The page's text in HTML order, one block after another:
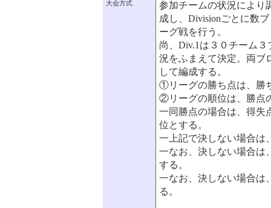
大会方式
参加チームの状況により
成し、Divisionごとに数
ーグ戦を行う。
尚、Div.1は３０チーム
況をふまえて決定。両ブ
して編成する。
①リーグの勝ち点は、勝
②リーグの順位は、勝点
一同勝点の場合は、得失
位とする。
一上記で決しない場合は
一なお、決しない場合は
する。
一なお、決しない場合は
る。